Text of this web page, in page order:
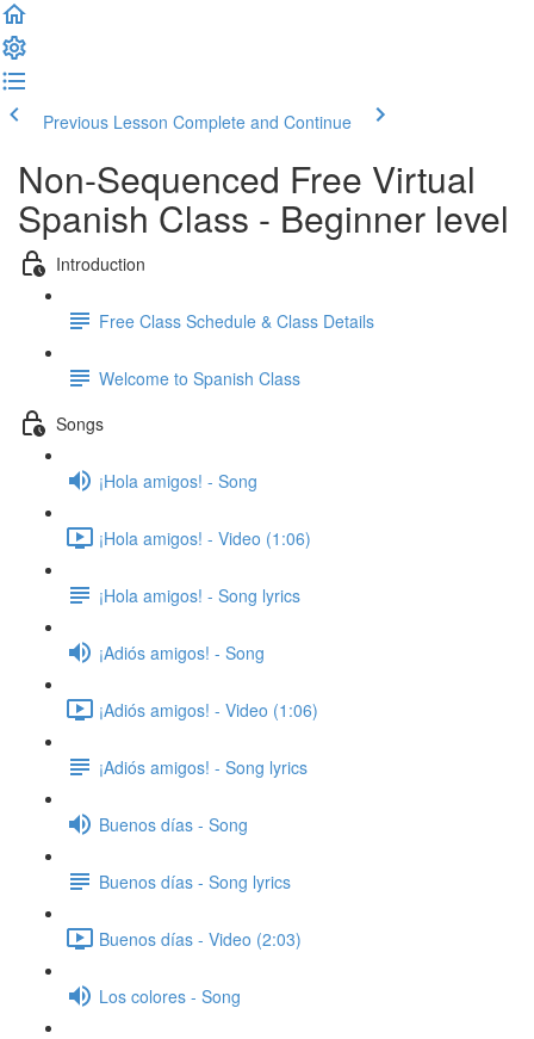
Previous Lesson Complete and Continue
Non-Sequenced Free Virtual
Spanish Class - Beginner level
Introduction
Free Class Schedule & Class Details
Welcome to Spanish Class
Songs
¡Hola amigos! - Song
¡Hola amigos! - Video (1:06)
¡Hola amigos! - Song lyrics
¡Adiós amigos! - Song
¡Adiós amigos! - Video (1:06)
¡Adiós amigos! - Song lyrics
Buenos días - Song
Buenos días - Song lyrics
Buenos días - Video (2:03)
Los colores - Song